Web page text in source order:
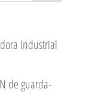
Industrial
de guarda-